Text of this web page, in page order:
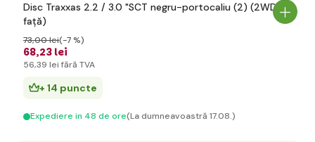
Disc Traxxas 2.2 / 3.0 "SCT negru-portocaliu (2) (2WD
față)
68,23 lei
73,00 lei(-7 %)
56,39 lei fără TVA
+ 14 puncte
Expediere in 48 de ore(La dumneavoastră 17.08.)